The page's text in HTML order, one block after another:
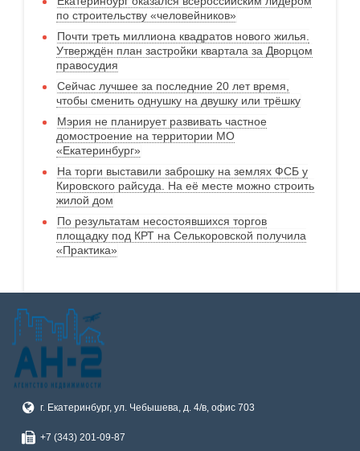
по строительству «человейников»
Почти треть миллиона квадратов нового жилья.
Утверждён план застройки квартала за Дворцом
правосудия
Сейчас лучшее за последние 20 лет время,
чтобы сменить однушку на двушку или трёшку
Мэрия не планирует развивать частное
домостроение на территории МО
«Екатеринбург»
На торги выставили заброшку на землях ФСБ у
Кировского райсуда. На её месте можно строить
жилой дом
По результатам несостоявшихся торгов
площадку под КРТ на Селькоровской получила
«Практика»
г. Екатеринбург, ул. Чебышева, д. 4/в, офис 703
+7 (343) 201-09-87